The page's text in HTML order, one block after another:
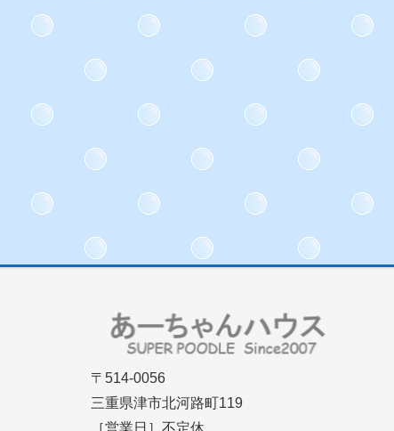
〒514-0056
三重県津市北河路町119